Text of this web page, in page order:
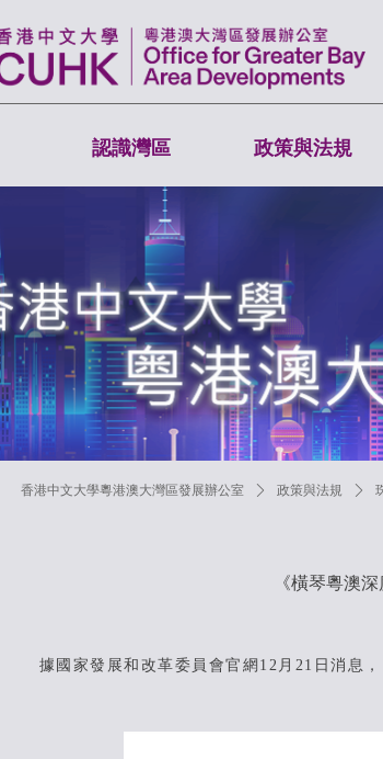
認識灣區 政策與法規
《橫琴粵澳
香港中文大學粵港澳大灣區發展辦公室 ꄲ 政策與法規 ꄲ
據國家發展和改革委員會官網12月21日消息，